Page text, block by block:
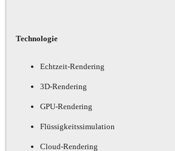
Technologie
Echtzeit-Rendering
3D-Rendering
GPU-Rendering
Flüssigkeitssimulation
Cloud-Rendering